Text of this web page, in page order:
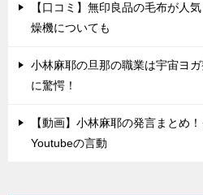
【口コミ】無印良品の毛布が人
燥機についても
小林麻耶の旦那の職業は宇宙ヨ
に驚愕！
【動画】小林麻耶の発言まとめ
Youtubeの言動